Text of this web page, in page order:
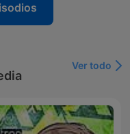
Ver todo